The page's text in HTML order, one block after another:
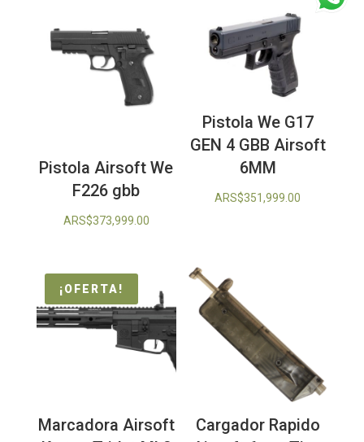
Pistola Airsoft We
F226 gbb
ARS$373,999.00
Pistola We G17
GEN 4 GBB Airsoft
6MM
ARS$351,999.00
¡OFERTA!
Marcadora Airsoft
Cargador Rapido